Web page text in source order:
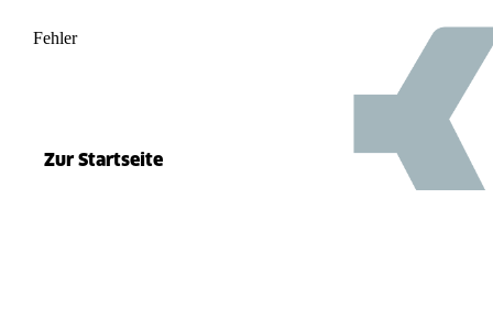
Fehler 500
Zur Startseite